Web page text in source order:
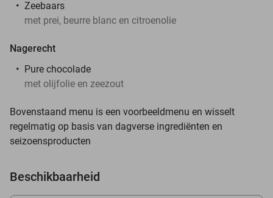
Zeebaars
met prei, beurre blanc en citroenolie
Nagerecht
Pure chocolade
met olijfolie en zeezout
Bovenstaand menu is een voorbeeldmenu en wisselt
regelmatig op basis van dagverse ingrediënten en
seizoensproducten
Beschikbaarheid